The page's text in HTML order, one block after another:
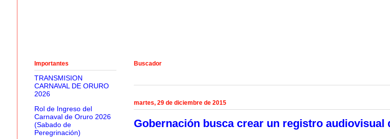
Buscador
martes, 29 de diciembre de 2015
Gobernación busca crear un registro audiovisual
Importantes
TRANSMISION
CARNAVAL DE ORURO
2026
Rol de Ingreso del
Carnaval de Oruro 2026
(Sabado de
Peregrinación)